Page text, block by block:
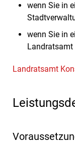
wenn Sie in
wenn Sie in
Landratsamt
Landratsamt